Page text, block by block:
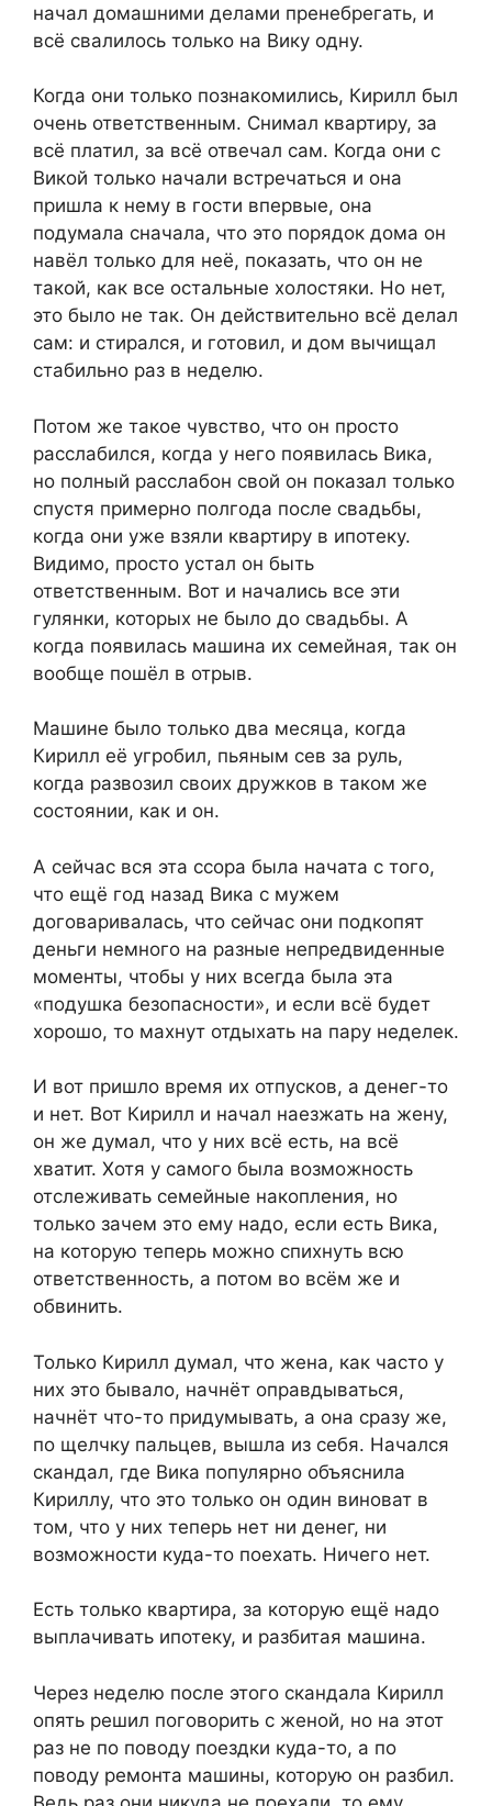
начал домашними делами пренебрегать, и
всё свалилось только на Вику одну.
Когда они только познакомились, Кирилл был
очень ответственным. Снимал квартиру, за
всё платил, за всё отвечал сам. Когда они с
Викой только начали встречаться и она
пришла к нему в гости впервые, она
подумала сначала, что это порядок дома он
навёл только для неё, показать, что он не
такой, как все остальные холостяки. Но нет,
это было не так. Он действительно всё делал
сам: и стирался, и готовил, и дом вычищал
стабильно раз в неделю.
Потом же такое чувство, что он просто
расслабился, когда у него появилась Вика,
но полный расслабон свой он показал только
спустя примерно полгода после свадьбы,
когда они уже взяли квартиру в ипотеку.
Видимо, просто устал он быть
ответственным. Вот и начались все эти
гулянки, которых не было до свадьбы. А
когда появилась машина их семейная, так он
вообще пошёл в отрыв.
Машине было только два месяца, когда
Кирилл её угробил, пьяным сев за руль,
когда развозил своих дружков в таком же
состоянии, как и он.
А сейчас вся эта ссора была начата с того,
что ещё год назад Вика с мужем
договаривалась, что сейчас они подкопят
деньги немного на разные непредвиденные
моменты, чтобы у них всегда была эта
«подушка безопасности», и если всё будет
хорошо, то махнут отдыхать на пару неделек.
И вот пришло время их отпусков, а денег-то
и нет. Вот Кирилл и начал наезжать на жену,
он же думал, что у них всё есть, на всё
хватит. Хотя у самого была возможность
отслеживать семейные накопления, но
только зачем это ему надо, если есть Вика,
на которую теперь можно спихнуть всю
ответственность, а потом во всём же и
обвинить.
Только Кирилл думал, что жена, как часто у
них это бывало, начнёт оправдываться,
начнёт что-то придумывать, а она сразу же,
по щелчку пальцев, вышла из себя. Начался
скандал, где Вика популярно объяснила
Кириллу, что это только он один виноват в
том, что у них теперь нет ни денег, ни
возможности куда-то поехать. Ничего нет.
Есть только квартира, за которую ещё надо
выплачивать ипотеку, и разбитая машина.
Через неделю после этого скандала Кирилл
опять решил поговорить с женой, но на этот
раз не по поводу поездки куда-то, а по
поводу ремонта машины, которую он разбил.